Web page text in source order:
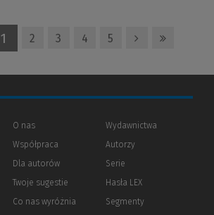
1 2 3 4 5
(Nowe
(Link
O nas
Współpraca
Dla autorów(Nowe
(Link
innej
strony)
Twoje sugestie
Co nas wyróżnia
Wydawnictwa
Autorzy
Serie
Hasła LEX
Segmenty